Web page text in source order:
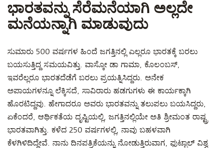
ಭಾರತವನ್ನು ಸೆರೆಮನೆಯಾಗಿ ಅಲ್ಲದೇ
ಮನೆಯನ್ನಾಗಿ ಮಾಡುವುದು
ಸುಮಾರು 500 ವರ್ಷಗಳ ಹಿಂದೆ ಜಗತ್ತಿನಲ್ಲಿ ಎಲ್ಲರೂ ಭಾರತಕ್ಕೆ ಬರಲು
ಬಯಸುತ್ತಿದ್ದ ಸಮಯವಿತ್ತು. ವಾಸ್ಕೋ ಡಾ ಗಾಮಾ, ಕೊಲಂಬಸ್,
ಇವರೆಲ್ಲರೂ ಭಾರತದೆಡೆಗೆ ಬರಲು ಪ್ರಯತ್ನಿಸಿದ್ದರು. ಅನೇಕ
ಅಪಾಯಗಳನ್ನೂ ಲೆಕ್ಕಿಸದೆ, ಸಾವಿರಾರು ಹಡಗುಗಳು ಈ ಕಾರ್ಯಕ್ಕಾಗಿ
ಹೊರಟಿದ್ದವು. ಹೇಗಾದರೂ ಅವರು ಭಾರತವನ್ನು ತಲುಪಲು ಬಯಸಿದ್ದರು,
ಏಕೆಂದರೆ, ಆರ್ಥಿಕತೆಯ ದೃಷ್ಟಿಯಲ್ಲಿ, ಜಗತ್ತಿನಲ್ಲಿಯೇ ಅತಿ ಶ್ರೀಮಂತ ರಾಷ್ಟ್ರ
ಭಾರತವಾಗಿತ್ತು. ಕಳೆದ 250 ವರ್ಷಗಳಲ್ಲಿ, ನಾವು ಬಹಳವಾಗಿ
ಕೆಳಗಿಳಿದಿದ್ದೇವೆ. ನಾನು ದಿನಪತ್ರಿಕೆಯನ್ನು ನೋಡುತ್ತಿರುವಾಗ, ಫುಟ್ಬಾಲ್ ವಿಶ್ವ